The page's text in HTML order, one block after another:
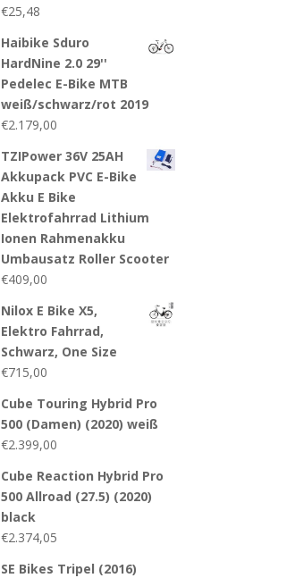
€25,48
Haibike Sduro
HardNine 2.0 29''
Pedelec E-Bike MTB
weiß/schwarz/rot 2019
€2.179,00
TZIPower 36V 25AH
Akkupack PVC E-Bike
Akku E Bike
Elektrofahrrad Lithium
Ionen Rahmenakku
Umbausatz Roller Scooter
€409,00
Nilox E Bike X5,
Elektro Fahrrad,
Schwarz, One Size
€715,00
Cube Touring Hybrid Pro
500 (Damen) (2020) weiß
€2.399,00
Cube Reaction Hybrid Pro
500 Allroad (27.5) (2020)
black
€2.374,05
SE Bikes Tripel (2016)